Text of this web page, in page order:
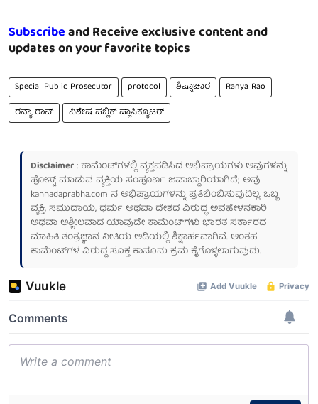
Subscribeand Receive exclusive content and
updates on your favorite topics
Special Public Prosecutor protocol ಶಿಷ್ಟಾಚಾರ
Ranya Rao
ರನ್ಯಾ ರಾವ್
ವಿಶೇಷ ಪಬ್ಲಿಕ್ ಪ್ಲಾಸಿಕ್ಯೂಟರ್
Disclaimer: ಕಾಮೆಂಟ್‌ಗಳಲ್ಲಿ ವ್ಯಕ್ತಪಡಿಸಿದ ಅಭಿಪ್ರಾಯಗಳು ಅವುಗಳನ್ನು
ಪೋಸ್ಟ್ ಮಾಡುವ ವ್ಯಕ್ತಿಯ ಸಂಪೂರ್ಣ ಜವಾಬ್ದಾರಿಯಾಗಿದೆ; ಅವು
kannadaprabha.com ನ ಅಭಿಪ್ರಾಯಗಳನ್ನು ಪ್ರತಿಬಿಂಬಿಸುವುದಿಲ್ಲ. ಒಬ್ಬ
ವ್ಯಕ್ತಿ, ಸಮುದಾಯ, ಧರ್ಮ ಅಥವಾ ದೇಶದ ವಿರುದ್ಧ ಅವಹೇಳನಕಾರಿ
ಅಥವಾ ಅಶ್ಲೀಲವಾದ ಯಾವುದೇ ಕಾಮೆಂಟ್‌ಗಳು ಭಾರತ ಸರ್ಕಾರದ
ಮಾಹಿತಿ ತಂತ್ರಜ್ಞಾನ ನೀತಿಯ ಅಡಿಯಲ್ಲಿ ಶಿಕ್ಷಾರ್ಹವಾಗಿವೆ. ಅಂತಹ
ಕಾಮೆಂಟ್‌ಗಳ ವಿರುದ್ಧ ಸೂಕ್ತ ಕಾನೂನು ಕ್ರಮ ಕೈಗೊಳ್ಳಲಾಗುವುದು.